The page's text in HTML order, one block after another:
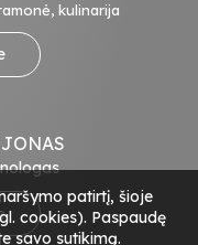
kulinarija
patirtį, šioje
cookies). Paspaudę
savo sutikimą.